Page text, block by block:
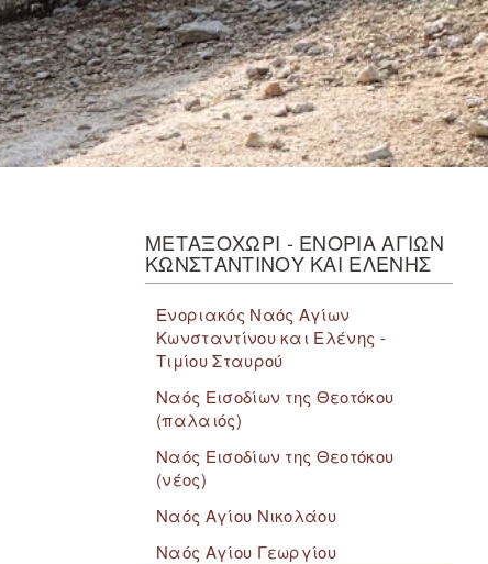
ΜΕΤΑΞΟΧΩΡΙ - ΕΝΟΡΙΑ ΑΓΙΩΝ
ΚΩΝΣΤΑΝΤΙΝΟΥ ΚΑΙ ΕΛΕΝΗΣ
Ενοριακός Ναός Αγίων
Κωνσταντίνου και Ελένης -
Τιμίου Σταυρού
Ναός Εισοδίων της Θεοτόκου
(παλαιός)
Ναός Εισοδίων της Θεοτόκου
(νέος)
Ναός Αγίου Νικολάου
Ναός Αγίου Γεωργίου